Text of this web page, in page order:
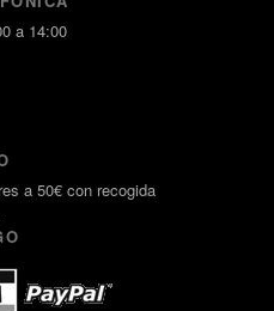
a 14:00
a 50€ con recogida